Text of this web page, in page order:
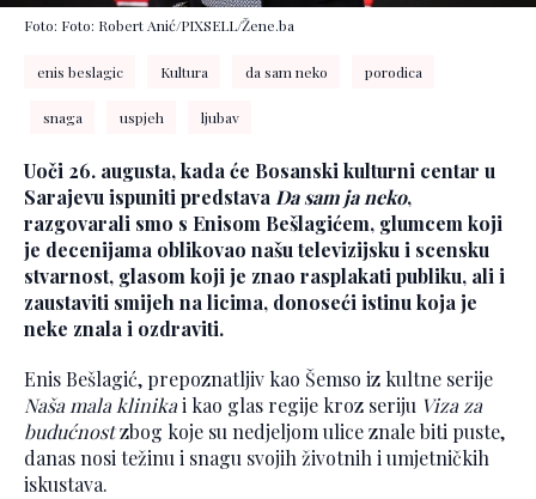
Foto: Foto: Robert Anić/PIXSELL/Žene.ba
enis beslagic Kultura da sam neko porodica
snaga uspjeh ljubav
Uoči 26. augusta, kada će Bosanski kulturni centar u
Sarajevu ispuniti predstavaDa sam ja neko,
razgovarali smo s Enisom Bešlagićem, glumcem koji
je decenijama oblikovao našu televizijsku i scensku
stvarnost, glasom koji je znao rasplakati publiku, ali i
zaustaviti smijeh na licima, donoseći istinu koja je
neke znala i ozdraviti.
Enis Bešlagić, prepoznatljiv kao Šemso iz kultne serije
Naša mala klinikai kao glas regije kroz seriju Viza za
budućnostzbog koje su nedjeljom ulice znale biti puste,
danas nosi težinu i snagu svojih životnih i umjetničkih
iskustava.